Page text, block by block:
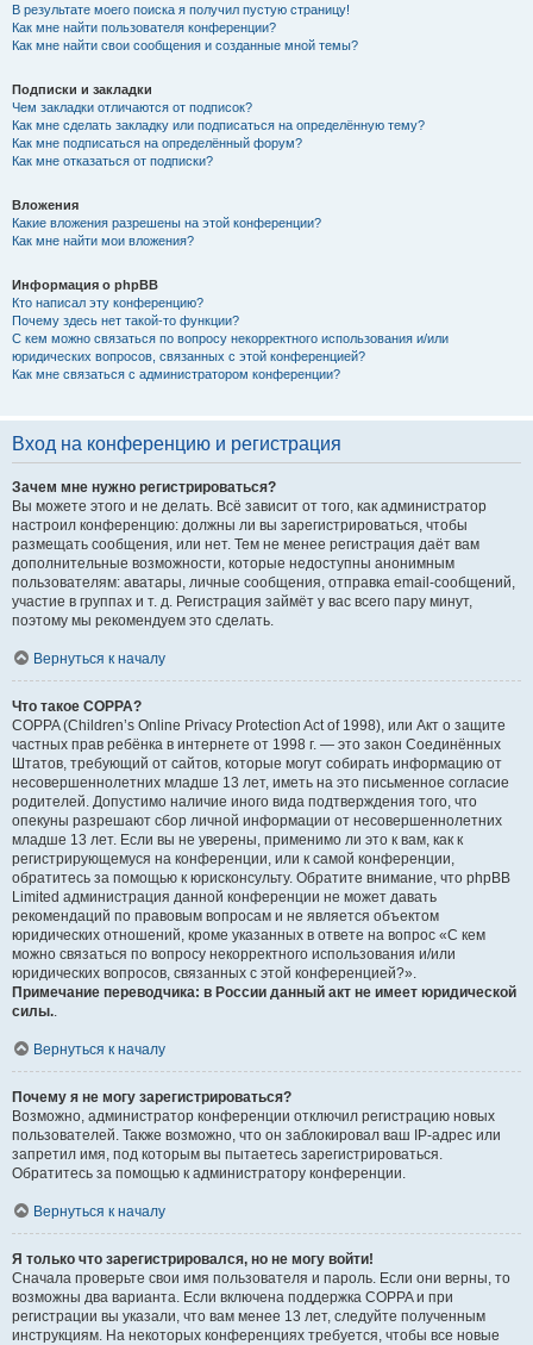
В результате моего поиска я получил пустую страницу!
Как мне найти пользователя конференции?
Как мне найти свои сообщения и созданные мной темы?
Подписки и закладки
Чем закладки отличаются от подписок?
Как мне сделать закладку или подписаться на определённую тему?
Как мне подписаться на определённый форум?
Как мне отказаться от подписки?
Вложения
Какие вложения разрешены на этой конференции?
Как мне найти мои вложения?
Информация о phpBB
Кто написал эту конференцию?
Почему здесь нет такой-то функции?
С кем можно связаться по вопросу некорректного использования и/или
юридических вопросов, связанных с этой конференцией?
Как мне связаться с администратором конференции?
Вход на конференцию и регистрация
Зачем мне нужно регистрироваться?
Вы можете этого и не делать. Всё зависит от того, как администратор
настроил конференцию: должны ли вы зарегистрироваться, чтобы
размещать сообщения, или нет. Тем не менее регистрация даёт вам
дополнительные возможности, которые недоступны анонимным
пользователям: аватары, личные сообщения, отправка email-сообщений,
участие в группах и т. д. Регистрация займёт у вас всего пару минут,
поэтому мы рекомендуем это сделать.
Вернуться к началу
Что такое COPPA?
COPPA (Children’s Online Privacy Protection Act of 1998), или Акт о защите
частных прав ребёнка в интернете от 1998 г. — это закон Соединённых
Штатов, требующий от сайтов, которые могут собирать информацию от
несовершеннолетних младше 13 лет, иметь на это письменное согласие
родителей. Допустимо наличие иного вида подтверждения того, что
опекуны разрешают сбор личной информации от несовершеннолетних
младше 13 лет. Если вы не уверены, применимо ли это к вам, как к
регистрирующемуся на конференции, или к самой конференции,
обратитесь за помощью к юрисконсульту. Обратите внимание, что phpBB
Limited администрация данной конференции не может давать
рекомендаций по правовым вопросам и не является объектом
юридических отношений, кроме указанных в ответе на вопрос «С кем
можно связаться по вопросу некорректного использования и/или
юридических вопросов, связанных с этой конференцией?».
Примечание переводчика: в России данный акт не имеет юридической
силы..
Вернуться к началу
Почему я не могу зарегистрироваться?
Возможно, администратор конференции отключил регистрацию новых
пользователей. Также возможно, что он заблокировал ваш IP-адрес или
запретил имя, под которым вы пытаетесь зарегистрироваться.
Обратитесь за помощью к администратору конференции.
Вернуться к началу
Я только что зарегистрировался, но не могу войти!
Сначала проверьте свои имя пользователя и пароль. Если они верны, то
возможны два варианта. Если включена поддержка COPPA и при
регистрации вы указали, что вам менее 13 лет, следуйте полученным
инструкциям. На некоторых конференциях требуется, чтобы все новые